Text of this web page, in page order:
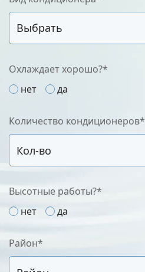
Охлаждает хорошо?*
нет
да
Количество кондиционеров*
Высотные работы?*
нет
да
Район*